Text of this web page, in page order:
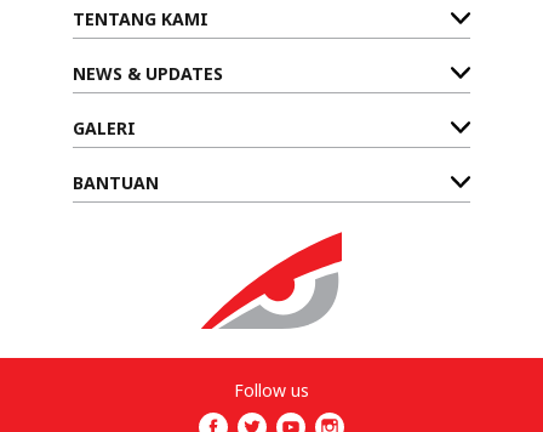
TENTANG KAMI
NEWS & UPDATES
GALERI
BANTUAN
Follow us